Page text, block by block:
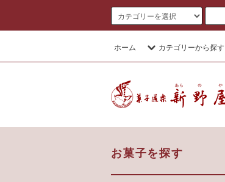
ホーム カテゴリーから探す
お菓子を探す